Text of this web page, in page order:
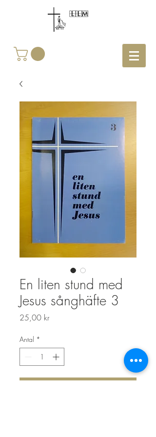
En liten stund med
Jesus sånghäfte 3
25,00 krPris
Antal *